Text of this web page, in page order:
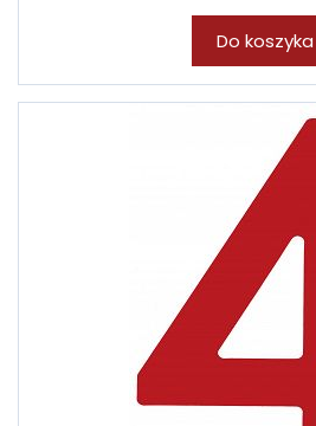
Do koszyka